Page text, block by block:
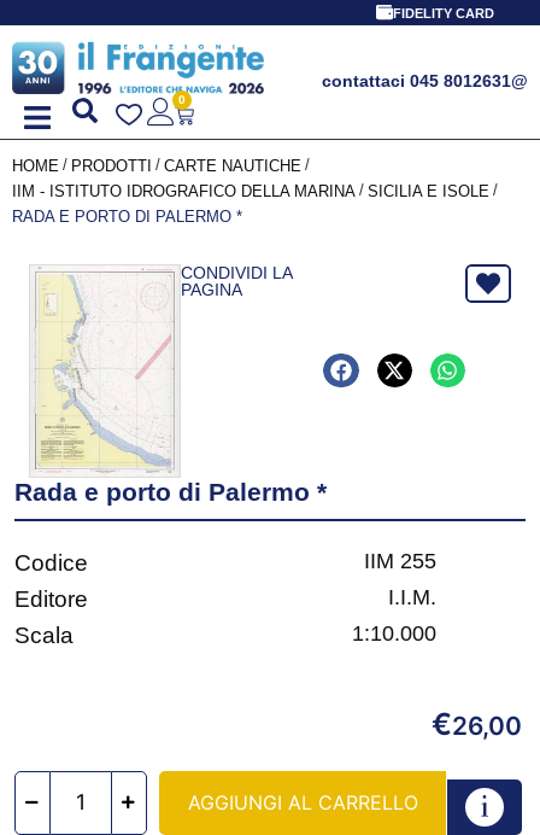
FIDELITY CARD
contattaci 045 8012631@
0
HOME / PRODOTTI / CARTE NAUTICHE /
IIM - ISTITUTO IDROGRAFICO DELLA MARINA / SICILIA E ISOLE /
RADA E PORTO DI PALERMO *
CONDIVIDI LA
PAGINA
Rada e porto di Palermo *
Codice IIM 255
Editore I.I.M.
Scala 1:10.000
€26,00
AGGIUNGI AL CARRELLO